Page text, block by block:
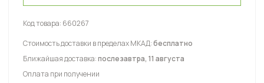
Код товара: 660267
Стоимость доставки в пределах МКАД:бесплатно
Ближайшая доставка:послезавтра, 11 августа
Оплата при получении